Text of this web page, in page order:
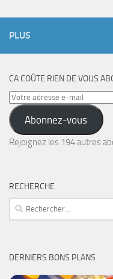
PLUS
CA COÛTE RIEN DE VOUS
Votre
adresse
e-
mail
Abonnez-vous
Rejoignez les 194 autres
RECHERCHE
Rechercher :
DERNIERS BONS PLANS